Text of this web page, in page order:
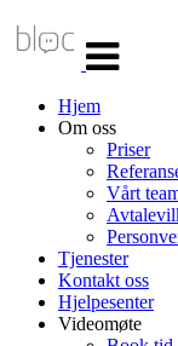
navigasjon
Hjem
Om oss
Priser
Vårt
Tjenester
Kontakt oss
Hjelpesenter
Videomøte